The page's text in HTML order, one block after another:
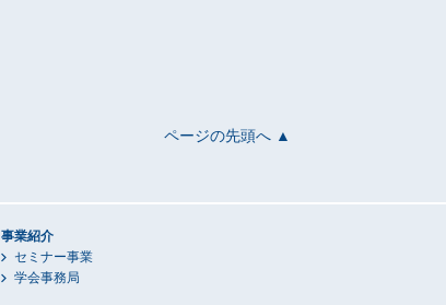
ページの先頭へ ▲
事業紹介
セミナー事業
学会事務局